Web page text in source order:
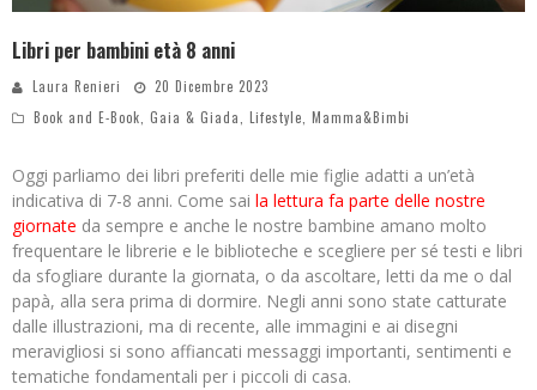
Libri per bambini età 8 anni
Laura Renieri
20 Dicembre 2023
Book and E-Book, Gaia & Giada, Lifestyle, Mamma&Bimbi
Oggi parliamo dei libri preferiti delle mie figlie adatti a un’età
indicativa di 7-8 anni. Come sai la lettura fa parte delle nostre
giornate da sempre e anche le nostre bambine amano molto
frequentare le librerie e le biblioteche e scegliere per sé testi e libri
da sfogliare durante la giornata, o da ascoltare, letti da me o dal
papà, alla sera prima di dormire. Negli anni sono state catturate
dalle illustrazioni, ma di recente, alle immagini e ai disegni
meravigliosi si sono affiancati messaggi importanti, sentimenti e
tematiche fondamentali per i piccoli di casa.